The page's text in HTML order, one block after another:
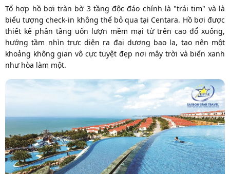
Tổ hợp hồ bơi tràn bờ 3 tầng độc đáo chính là "trái tim" và là
biểu tượng check-in không thể bỏ qua tại Centara. Hồ bơi được
thiết kế phân tầng uốn lượn mềm mại từ trên cao đổ xuống,
hướng tầm nhìn trực diện ra đại dương bao la, tạo nên một
khoảng không gian vô cực tuyệt đẹp nơi mây trời và biển xanh
như hòa làm một.